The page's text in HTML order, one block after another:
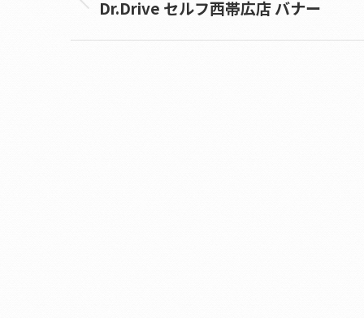
Previous
Dr.Drive セルフ西帯広店 バナー